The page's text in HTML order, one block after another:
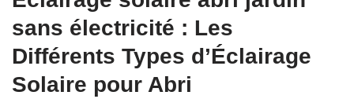
sans électricité : Les
Différents Types d’Éclairage
Solaire pour Abri